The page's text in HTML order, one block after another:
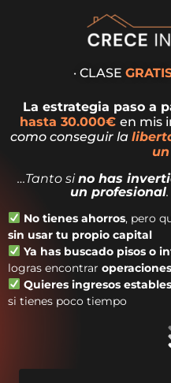
· CLASE
La estrategia paso a
hasta 30.000€ en mis
como conseguir la
…Tanto sino has
un profesional.
No tienes ahorros, pero
sin usar tu propio capital
Ya has buscado pisos o
logras encontrar
Quieres ingresos estables
si tienes poco tiempo